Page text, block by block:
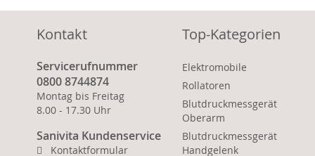
Kontakt
Servicerufnummer
0800 8744874
Montag bis Freitag
8.00 - 17.30 Uhr
Sanivita Kundenservice
Kontaktformular
Top-Kategorien
Elektromobile
Rollatoren
Blutdruckmessgerät
Oberarm
Blutdruckmessgerät
Handgelenk